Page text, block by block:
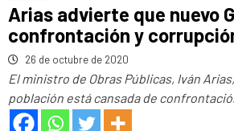
Arias advierte que nuevo
confrontación y
26 de octubre de 2020
El ministro de Obras Públicas, Iván
población está cansada de